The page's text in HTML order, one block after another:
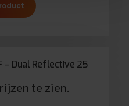
– Dual Reflective 25
te zien.